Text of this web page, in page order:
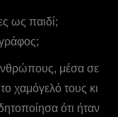
ως παιδί;
μέσα σε
χαμόγελό τους κι
ότι ήταν